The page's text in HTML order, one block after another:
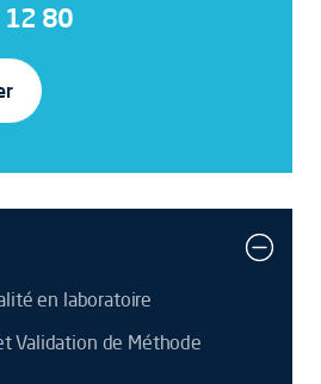
80
en laboratoire
Validation de Méthode